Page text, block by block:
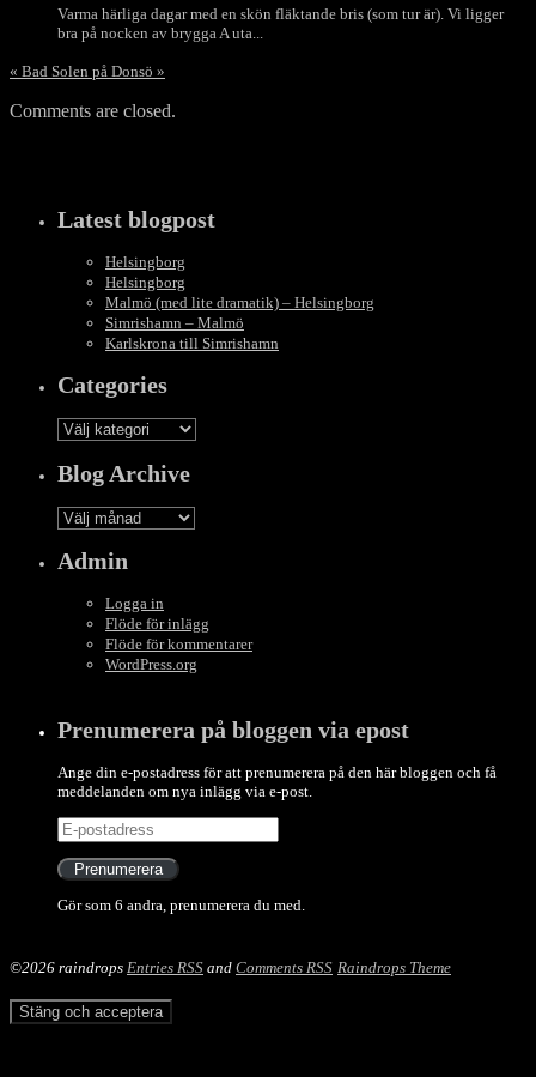
Varma härliga dagar med en skön fläktande bris (som tur är). Vi ligger
bra på nocken av brygga A uta...
« Bad Solen på Donsö »
Comments are closed.
Latest blogpost
Helsingborg
Helsingborg
Malmö (med lite dramatik) – Helsingborg
Simrishamn – Malmö
Karlskrona till Simrishamn
Categories
Categories
Blog Archive
Blog
Archive
Admin
Logga in
Flöde för inlägg
Flöde för kommentarer
WordPress.org
Prenumerera på bloggen via epost
Ange din e-postadress för att prenumerera på den här bloggen och få
meddelanden om nya inlägg via e-post.
E-
postadress
Prenumerera
Gör som 6 andra, prenumerera du med.
©2026 raindrops Entries RSS and Comments RSS Raindrops Theme